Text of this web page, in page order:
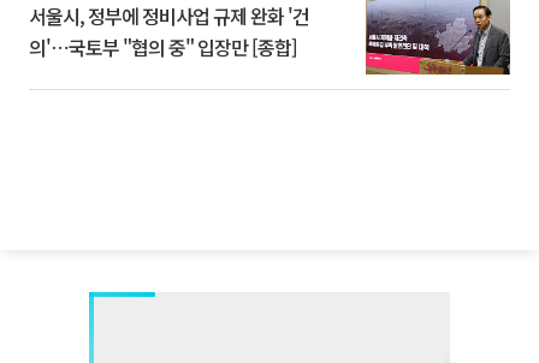
서울시, 정부에 정비사업 규제 완화 '건
의'⋯국토부 "협의 중" 입장만 [종합]